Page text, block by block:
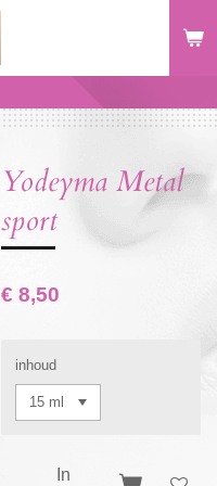
Yodeyma Metal
sport
€ 8,50
inhoud
In